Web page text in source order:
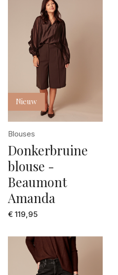
Nieuw
Blouses
Donkerbruine
blouse -
Beaumont
Amanda
€ 119,95